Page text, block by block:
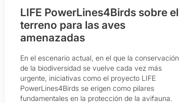
LIFE PowerLines4Birds sobre el
terreno para las aves
amenazadas
En el escenario actual, en el que la conservación
de la biodiversidad se vuelve cada vez más
urgente, iniciativas como el proyecto LIFE
PowerLines4Birds se erigen como pilares
fundamentales en la protección de la avifauna.